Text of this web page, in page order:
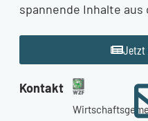
spannende Inhalte
Jetzt
Kontakt